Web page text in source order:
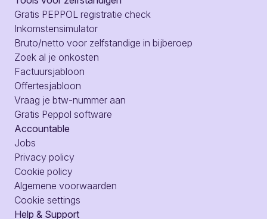
Gratis PEPPOL registratie check
Inkomstensimulator
Bruto/netto voor zelfstandige in bijberoep
Zoek al je onkosten
Factuursjabloon
Offertesjabloon
Vraag je btw-nummer aan
Gratis Peppol software
Accountable
Jobs
Privacy policy
Cookie policy
Algemene voorwaarden
Cookie settings
Help & Support